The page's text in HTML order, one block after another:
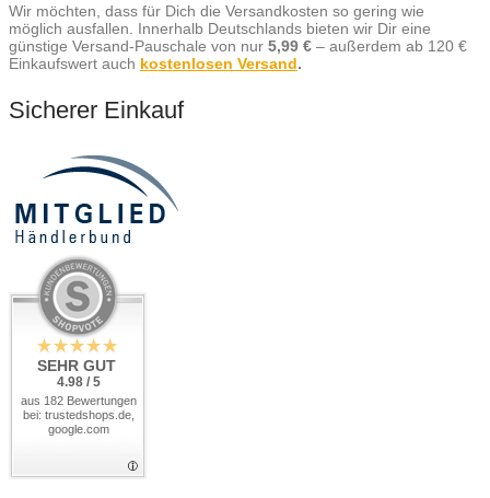
Wir möchten, dass für Dich die Versandkosten so gering wie
möglich ausfallen. Innerhalb Deutschlands bieten wir Dir eine
günstige Versand-Pauschale von nur 5,99 € – außerdem ab 120 €
Einkaufswert auch kostenlosen Versand.
Sicherer Einkauf
SEHR GUT
4.98 / 5
aus 182 Bewertungen
bei: trustedshops.de,
google.com